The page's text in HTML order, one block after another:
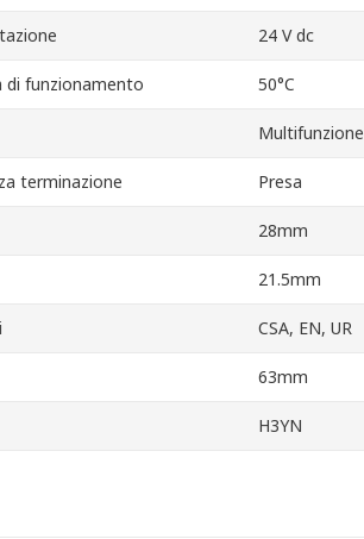
24 V dc
di funzionamento 50°C
Multifunzione
terminazione Presa
28mm
21.5mm
CSA, EN, UR
63mm
H3YN